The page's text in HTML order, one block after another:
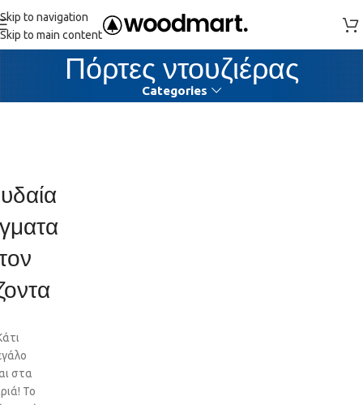
Skip to navigation
Skip to main content
Πόρτες ντουζιέρας
Categories
στα
Το